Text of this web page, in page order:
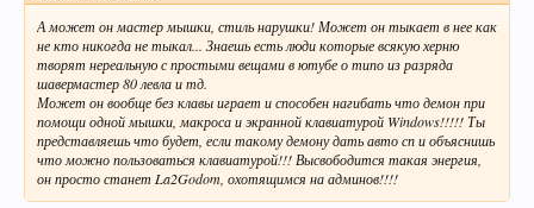
А может он мастер мышки, стиль нарушки! Может он тыкает в нее как
не кто никогда не тыкал... Знаешь есть люди которые всякую херню
творят нереальную с простыми вещами в ютубе о типо из разряда
шавермастер 80 левла и тд.
Может он вообще без клавы играет и способен нагибать что демон при
помощи одной мышки, макроса и экранной клавиатурой Windows!!!!! Ты
представляешь что будет, если такому демону дать авто сп и объяснишь
что можно пользоваться клавиатурой!!! Высвободится такая энергия,
он просто станет La2Godom, охотящимся на админов!!!!